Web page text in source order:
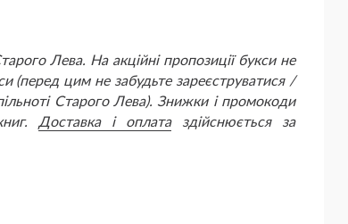
Лева. На акційні пропозиції букси не
(перед цим не забудьте зареєструватися /
Старого Лева). Знижки і промокоди
Доставка і оплатаздійснюється за